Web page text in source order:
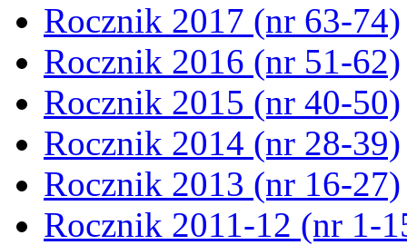
Rocznik 2017 (nr 63-74)
Rocznik 2016 (nr 51-62)
Rocznik 2015 (nr 40-50)
Rocznik 2014 (nr 28-39)
Rocznik 2013 (nr 16-27)
Rocznik 2011-12 (nr 1-